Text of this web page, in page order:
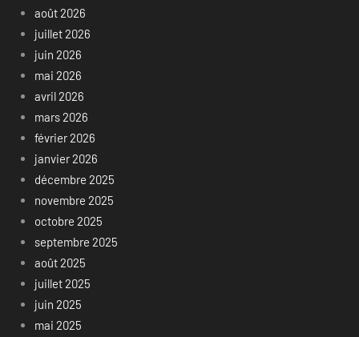
août 2026
juillet 2026
juin 2026
mai 2026
avril 2026
mars 2026
février 2026
janvier 2026
décembre 2025
novembre 2025
octobre 2025
septembre 2025
août 2025
juillet 2025
juin 2025
mai 2025